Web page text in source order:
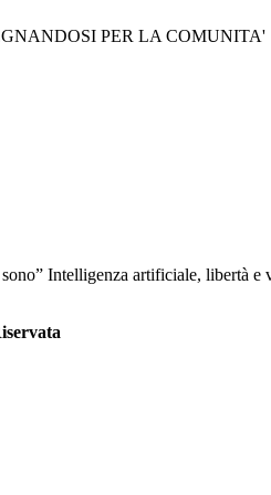
PER LA COMUNITA'
Intelligenza artificiale, libertà e